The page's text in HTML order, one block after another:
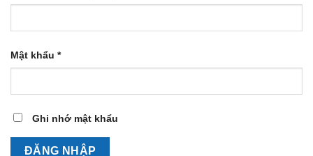
Mật khẩu *
Ghi nhớ mật khẩu
ĐĂNG NHẬP